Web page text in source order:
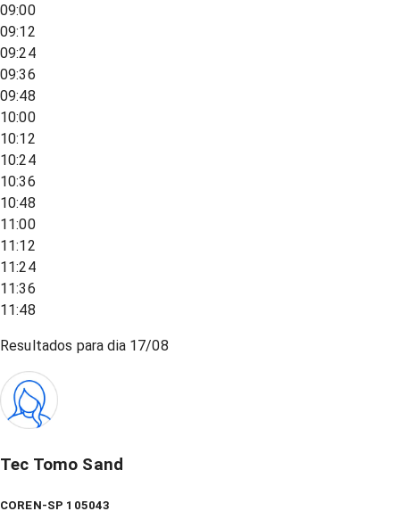
09:00
09:12
09:24
09:36
09:48
10:00
10:12
10:24
10:36
10:48
11:00
11:12
11:24
11:36
11:48
Resultados para dia 17/08
Tec Tomo Sand
COREN-SP 105043